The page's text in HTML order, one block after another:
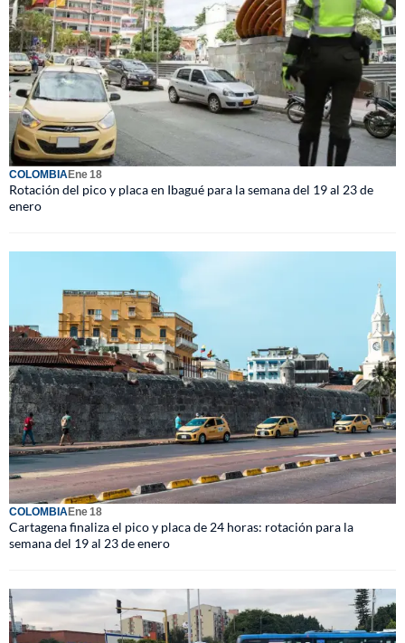
COLOMBIAEne 18
Rotación del pico y placa en Ibagué para la semana del 19 al 23 de
enero
COLOMBIAEne 18
Cartagena finaliza el pico y placa de 24 horas: rotación para la
semana del 19 al 23 de enero